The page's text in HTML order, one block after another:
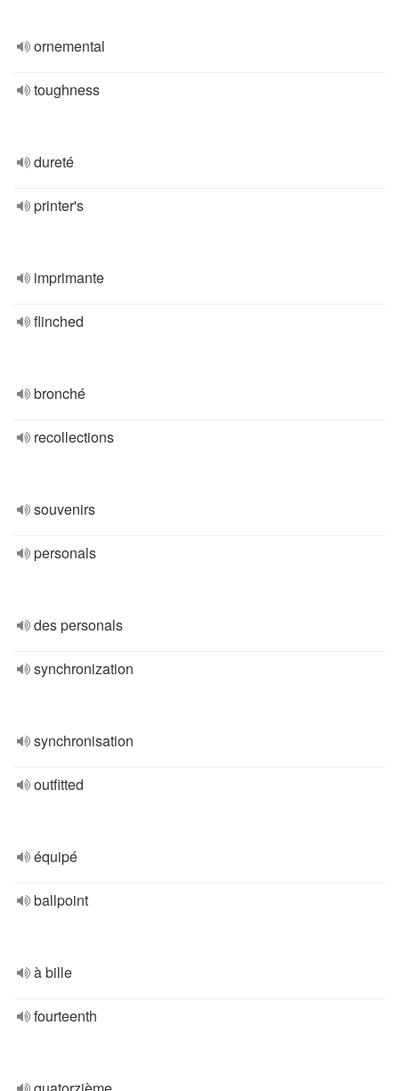
ornemental
toughness
dureté
printer's
imprimante
flinched
bronché
recollections
souvenirs
personals
des personals
synchronization
synchronisation
outfitted
équipé
ballpoint
à bille
fourteenth